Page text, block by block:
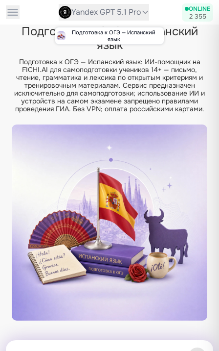
Yandex GPT 5.1 Pro ONLINE
2 355
Подготовка к ОГЭ — Испанский
язык
Подготовка к ОГЭ — Испанский
язык
Подготовка к ОГЭ — Испанский язык: ИИ-помощник на
FICHI.AI для самоподготовки учеников 14+ — письмо,
чтение, грамматика и лексика по открытым критериям и
тренировочным материалам. Сервис предназначен
исключительно для самоподготовки; использование ИИ и
устройств на самом экзамене запрещено правилами
проведения ГИА. Без VPN; оплата российскими картами.